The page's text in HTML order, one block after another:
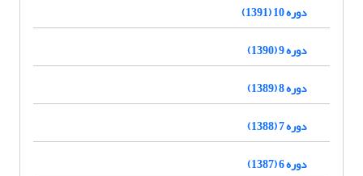
دوره 10 (1391)
دوره 9 (1390)
دوره 8 (1389)
دوره 7 (1388)
دوره 6 (1387)